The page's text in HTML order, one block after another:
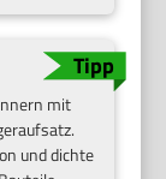
mit
und dichte